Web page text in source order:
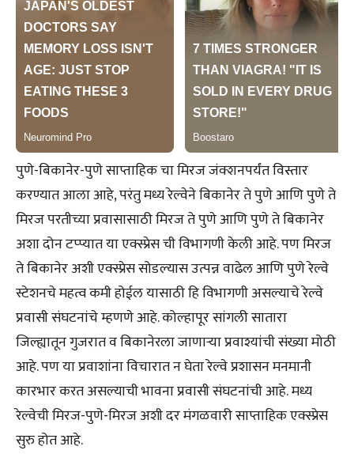
पुणे-बिकानेर-पुणे साप्ताहिक चा मिरज जंक्शनपर्यंत विस्तार
करण्यात आला आहे, परंतु मध्य रेल्वेने बिकानेर ते पुणे आणि पुणे ते
मिरज परतीच्या प्रवासासाठी मिरज ते पुणे आणि पुणे ते बिकानेर
अशा दोन टप्प्यात या एक्स्प्रेस ची विभागणी केली आहे. पण मिरज
ते बिकानेर अशी एक्स्प्रेस सोडल्यास उत्पन्न वाढेल आणि पुणे रेल्वे
स्टेशनचे महत्व कमी होईल यासाठी हि विभागणी असल्याचे रेल्वे
प्रवासी संघटनांचे म्हणणे आहे. कोल्हापूर सांगली सातारा
जिल्ह्यातून गुजरात व बिकानेरला जाणाऱ्या प्रवाश्यांची संख्या मोठी
आहे. पण या प्रवाशांना विचारात न घेता रेल्वे प्रशासन मनमानी
कारभार करत असल्याची भावना प्रवासी संघटनांची आहे. मध्य
रेल्वेची मिरज-पुणे-मिरज अशी दर मंगळवारी साप्ताहिक एक्स्प्रेस
सुरु होत आहे.